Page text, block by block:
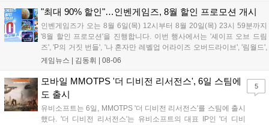
다....
"최대 90% 할인"…인벤게임즈, 8월 할인 프로모션 개시
인벤게임즈가 오는 8월 6일(목) 12시부터 8월 20일(목) 23시 59분까지
'8월 할인 프로모션'을 진행합니다. 이번 행사에서는 '셰이프 오브 드림
즈', 'P의 거짓 번들', '나 혼자만 레벨업 어라이즈 오버드라이브', '림월드',
'아랑전설 시티 오브 더 울브스', '팰월드' 등 인기 타이틀을 최대 90% 할
론 네이버페이 포인트 추가 적립 혜택도 받을 수 있으며, 자세한 내용은
공식 네이버 스마트 스토어에서 확인 가능합니다....
게임뉴스 | 김동휘 08-06
모바일 MMOTPS '더 디비전 리서전스', 6일 스팀에
도 출시
유비소프트는 6일, MMOTPS '더 디비전 리서전스'를 스팀에 출시
했다. '더 디비전 리서전스'는 유비소프트의 대표 IP인 '더 디비
5